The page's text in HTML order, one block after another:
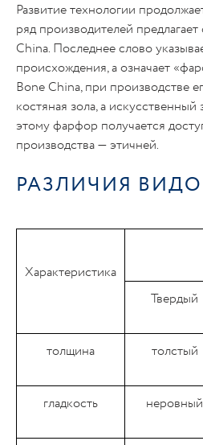
Развитие технологии
ряд производителей
China. Последнее слово
происхождения, а означает
Bone China, при производстве
костяная зола, а искусственный
этому фарфор получается
производства — этичней.
РАЗЛИЧИЯ
Характеристика
Твердый
толщина толстый
гладкость неровный